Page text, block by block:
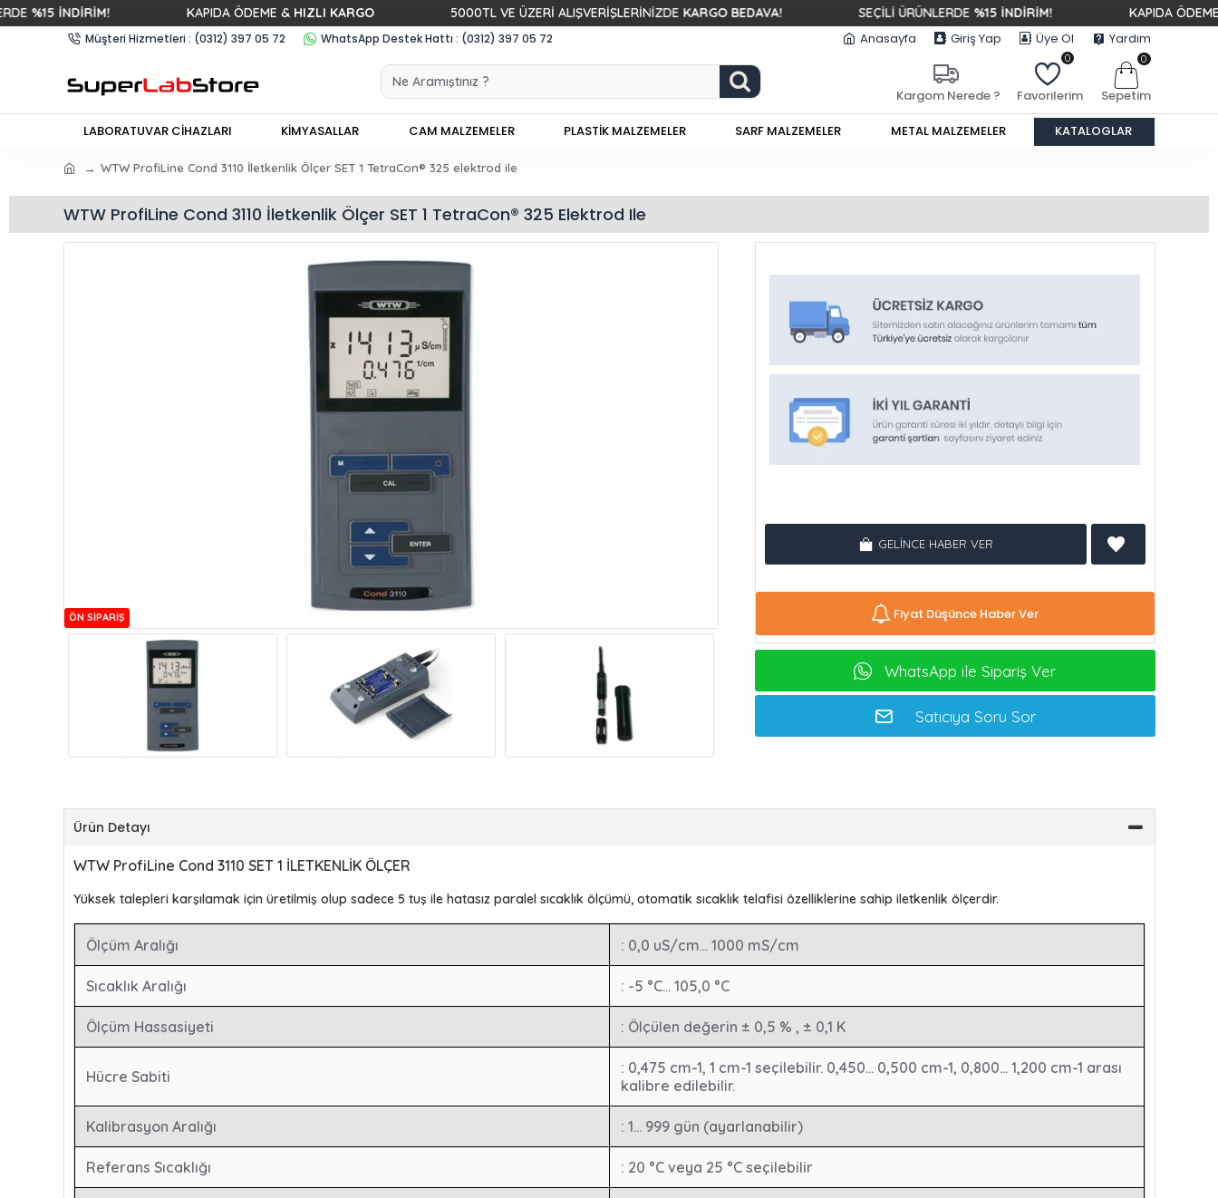
KAPIDA ÖDEME &HIZLI KARGO 5000TL VE ÜZERİ ALIŞVERİŞLERİNİZDEKARGO BEDAVA! SEÇİLİ ÜRÜNLERDE%15 İNDİRİM! KAPIDA ÖDEME &HIZLI
Müşteri Hizmetleri : (0312) 397 05 72 WhatsApp Destek Hattı : (0312) 397 05 72 Anasayfa Giriş Yap Üye Ol Yardım
Kargom Nerede ? Favorilerim
0
Sepetim
0
LABORATUVAR CİHAZLARI KİMYASALLAR CAM MALZEMELER PLASTİK MALZEMELER SARF MALZEMELER METAL MALZEMELER KATALOGLAR
WTW ProfiLine Cond 3110 İletkenlik Ölçer SET 1 TetraCon® 325 elektrod ile
WTW ProfiLine Cond 3110 İletkenlik Ölçer SET 1 TetraCon® 325 Elektrod Ile
ÖN SIPARIŞ
GELINCE HABER VER
Fiyat Düşünce Haber Ver
WhatsApp ile Sipariş Ver
Satıcıya Soru Sor
Ürün Detayı
WTW ProfiLine Cond 3110 SET 1 İLETKENLİK ÖLÇER
Yüksek talepleri karşılamak için üretilmiş olup sadece 5 tuş ile hatasız paralel sıcaklık ölçümü, otomatik sıcaklık telafisi özelliklerine sahip iletkenlik ölçerdir.
Ölçüm Aralığı : 0,0 uS/cm... 1000 mS/cm
Sıcaklık Aralığı : -5 °C... 105,0 °C
Ölçüm Hassasiyeti : Ölçülen değerin ± 0,5 % , ± 0,1 K
Hücre Sabiti
: 0,475 cm-1, 1 cm-1 seçilebilir. 0,450... 0,500 cm-1, 0,800... 1,200 cm-1 arası
kalibre edilebilir.
Kalibrasyon Aralığı : 1... 999 gün (ayarlanabilir)
Referans Sıcaklığı : 20 °C veya 25 °C seçilebilir